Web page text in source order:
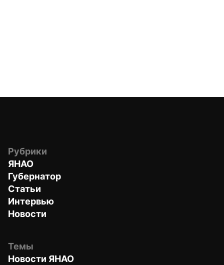
Рубрики
ЯНАО
Губернатор
Статьи
Интервью
Новости
Темы
Новости ЯНАО